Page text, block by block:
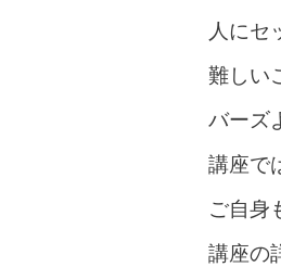
人にセ
難しい
バーズ
講座で
ご自身
講座の